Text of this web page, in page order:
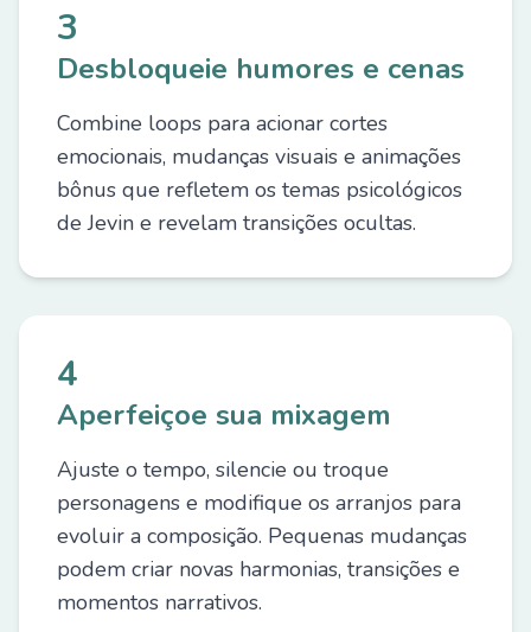
3
Desbloqueie humores e cenas
Combine loops para acionar cortes
emocionais, mudanças visuais e animações
bônus que refletem os temas psicológicos
de Jevin e revelam transições ocultas.
4
Aperfeiçoe sua mixagem
Ajuste o tempo, silencie ou troque
personagens e modifique os arranjos para
evoluir a composição. Pequenas mudanças
podem criar novas harmonias, transições e
momentos narrativos.